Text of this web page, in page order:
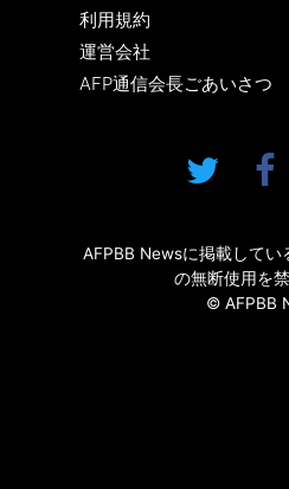
利用規約
運営会社
AFP通信会長ごあいさつ
AFPBB Newsに掲載して
の無断使用を禁
© AFPBB